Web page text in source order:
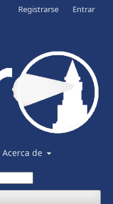
Acerca de
Registrarse Entrar